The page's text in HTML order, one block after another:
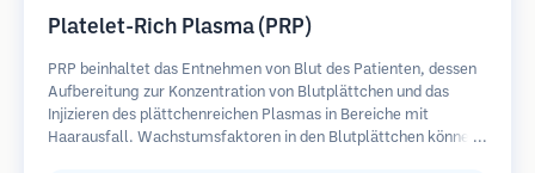
Platelet-Rich Plasma (PRP)
PRP beinhaltet das Entnehmen von Blut des Patienten, dessen
Aufbereitung zur Konzentration von Blutplättchen und das
Injizieren des plättchenreichen Plasmas in Bereiche mit
Haarausfall. Wachstumsfaktoren in den Blutplättchen können